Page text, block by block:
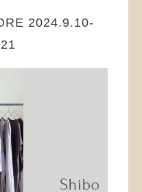
2024.9.10-